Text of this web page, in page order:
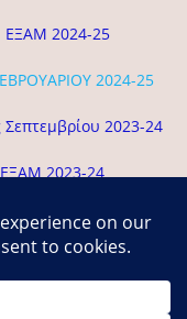
2024-25
2024-25
2023-24
2023-24
2023-24
24